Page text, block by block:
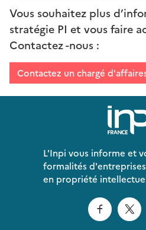
Vous souhaitez plus
stratégie PI et vous faire
Contactez -nous :
Contactez un chargé
L'Inpi vous informe et
formalités
en propriété